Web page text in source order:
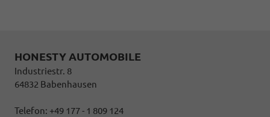
HONESTY AUTOMOBILE
Industriestr. 8
64832 Babenhausen
Telefon: +49 177 - 1 809 124